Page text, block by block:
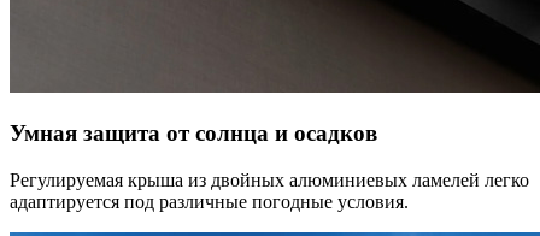
Умная защита от солнца и осадков
Регулируемая крыша из двойных алюминиевых ламелей легко
адаптируется под различные погодные условия.